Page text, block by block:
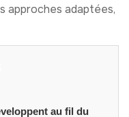
approches adaptées,
au fil du